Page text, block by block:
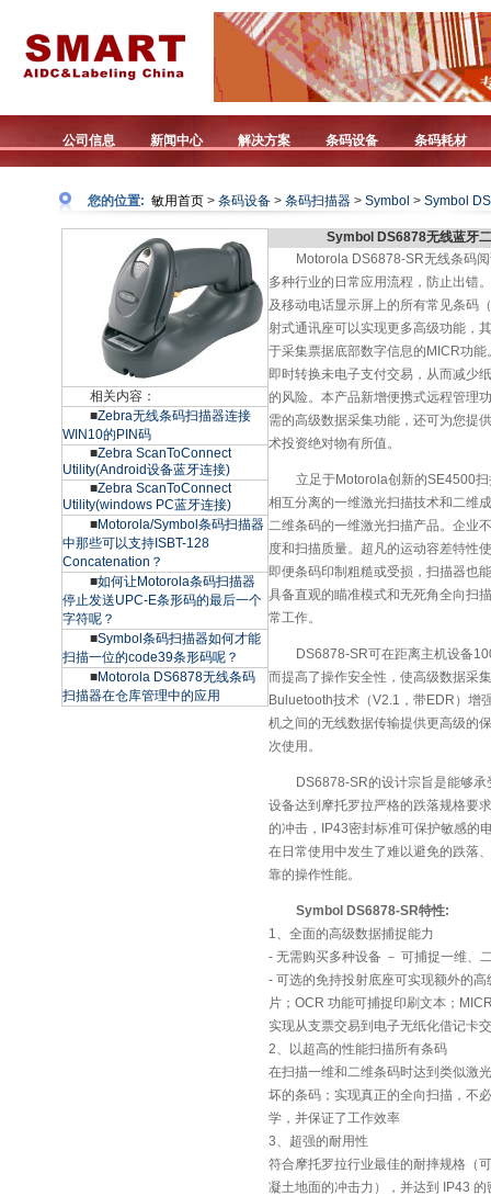
公司信息 新闻中心 解决方案 条码设备 条码耗材
您的位置: 敏用首页 > 条码设备 > 条码扫描器 > Symbol > Symbol
相关内容：
■Zebra无线条码扫描器连接
WIN10的PIN码
■Zebra ScanToConnect
Utility(Android设备蓝牙连接)
■Zebra ScanToConnect
Utility(windows PC蓝牙连接)
■Motorola/Symbol条码扫描器
中那些可以支持ISBT-128
Concatenation？
■如何让Motorola条码扫描器
停止发送UPC-E条形码的最后一个
字符呢？
■Symbol条码扫描器如何才能
扫描一位的code39条形码呢？
■Motorola DS6878无线条码
扫描器在仓库管理中的应用
Symbol DS6878无线蓝牙
Motorola DS6878-SR无线条码
多种行业的日常应用流程，防止出错
及移动电话显示屏上的所有常见条码
射式通讯座可以实现更多高级功能，
于采集票据底部数字信息的MICR功
即时转换未电子支付交易，从而减少
的风险。本产品新增便携式远程管理
需的高级数据采集功能，还可为您提
术投资绝对物有所值。
立足于Motorola创新的SE4500
相互分离的一维激光扫描技术和二维
二维条码的一维激光扫描产品。企业
度和扫描质量。超凡的运动容差特性
即便条码印制粗糙或受损，扫描器也
具备直观的瞄准模式和无死角全向扫
常工作。
DS6878-SR可在距离主机设备
而提高了操作安全性，使高级数据采
Buluetooth技术（V2.1，带EDR）增
机之间的无线数据传输提供更高级的
次使用。
DS6878-SR的设计宗旨是能够
设备达到摩托罗拉严格的跌落规格要
的冲击，IP43密封标准可保护敏感的
在日常使用中发生了难以避免的跌落
靠的操作性能。
Symbol DS6878-SR特性:
1、全面的高级数据捕捉能力
- 无需购买多种设备 － 可捕捉一维、
- 可选的免持投射底座可实现额外的
片；OCR 功能可捕捉印刷文本；
实现从支票交易到电子无纸化借记卡
2、以超高的性能扫描所有条码
在扫描一维和二维条码时达到类似激
坏的条码；实现真正的全向扫描，不
学，并保证了工作效率
3、超强的耐用性
符合摩托罗拉行业最佳的耐摔规格（
凝土地面的冲击力），并达到 IP43